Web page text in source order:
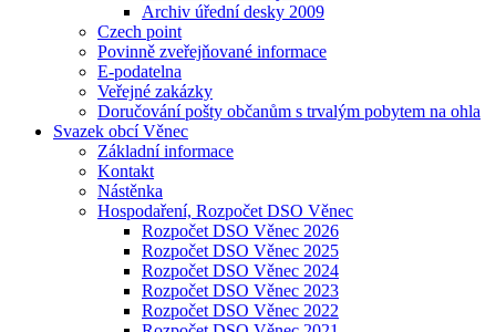
Archiv úřední desky 2009
Czech point
Povinně zveřejňované informace
E-podatelna
Veřejné zakázky
Doručování pošty občanům s trvalým pobytem na ohla
Svazek obcí Věnec
Základní informace
Kontakt
Nástěnka
Hospodaření, Rozpočet DSO Věnec
Rozpočet DSO Věnec 2026
Rozpočet DSO Věnec 2025
Rozpočet DSO Věnec 2024
Rozpočet DSO Věnec 2023
Rozpočet DSO Věnec 2022